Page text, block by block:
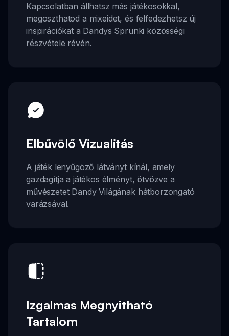
Kapcsolatban állhatsz más játékosokkal,
megoszthatod a mixeidet, és felfedezhetsz új
inspirációkat a Dandys Sprunki közösségi
részvétele révén.
Elbűvölő Vizualitás
A játék lenyűgöző látványt kínál, amely
gazdagítja a játékos élményt, ötvözve a
művészetet Dandy Világának hátborzongató
varázsával.
Izgalmas Megnyitható
Tartalom